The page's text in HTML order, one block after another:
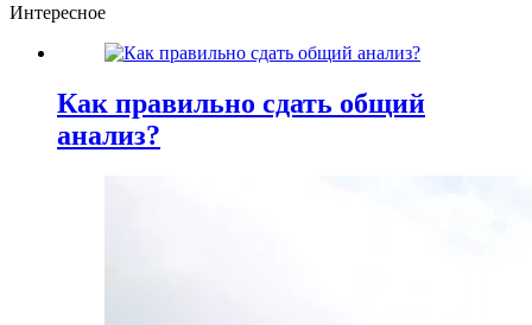
Интересное
Как правильно сдать общий
анализ?